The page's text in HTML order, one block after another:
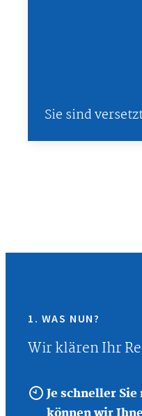
Sie sind
1. WAS NUN?
Wir klären Ihr
Je schneller